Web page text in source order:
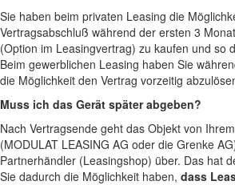
Sie haben beim privaten Leasing die
Vertragsabschluß während der ersten 3
(Option im Leasingvertrag) zu kaufen und so
Beim gewerblichen Leasing haben Sie
die Möglichkeit den Vertrag vorzeitig
Muss ich das Gerät später abgeben?
Nach Vertragsende geht das Objekt von
(MODULAT LEASING AG oder die Grenke
Partnerhändler (Leasingshop) über. Das hat
Sie dadurch die Möglichkeit haben, dass